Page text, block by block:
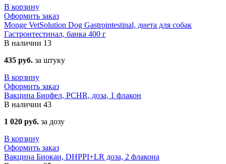
В корзину
Оформить заказ
Monge VetSolution Dog Gastrointestinal, диета для собак
Гастронтестинал, банка 400 г
В наличии 13
435 руб. за штуку
В корзину
Оформить заказ
Вакцина Биофел, PCHR, доза, 1 флакон
В наличии 43
1 020 руб. за дозу
В корзину
Оформить заказ
Вакцина Биокан, DHPPI+LR доза, 2 флакона